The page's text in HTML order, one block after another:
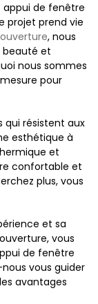
appui de fenêtre
projet prend vie
, nous
beauté et
nous sommes
pour
qui résistent aux
esthétique à
et
confortable et
plus, vous
et sa
vous
de fenêtre
vous guider
avantages